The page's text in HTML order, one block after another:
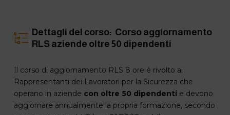
Dettagli del corso: Corso aggiornamento
RLS aziende oltre 50 dipendenti
Il corso di aggiornamento RLS 8 ore è rivolto ai
Rappresentanti dei Lavoratori per la Sicurezza che
operano in aziende con oltre 50 dipendenti e devono
aggiornare annualmente la propria formazione, secondo